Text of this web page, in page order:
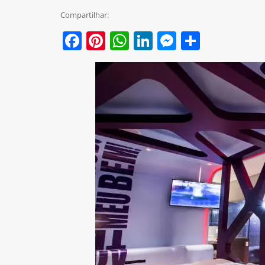
Compartilhar:
Facebook
Pinterest
WhatsApp
LinkedIn